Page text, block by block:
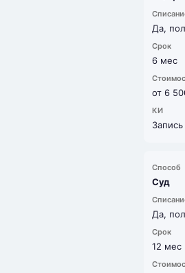
Да,
6 мес
от 6
Суд
Да,
12 мес